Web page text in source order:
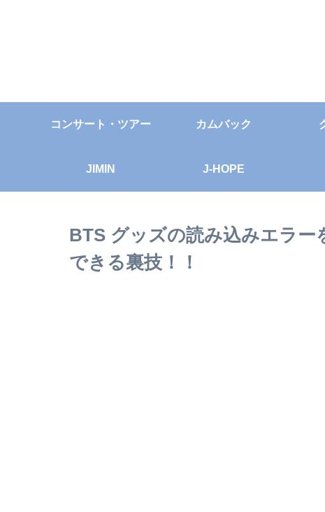
コンサート・ツアー カムバック
JIMIN J-HOPE
BTS グッズの読み込みエラー
できる裏技！！